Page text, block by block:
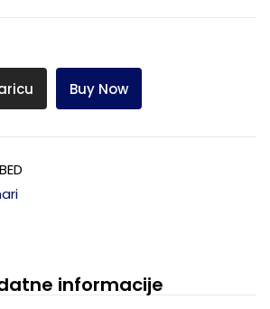
Buy Now
informacije